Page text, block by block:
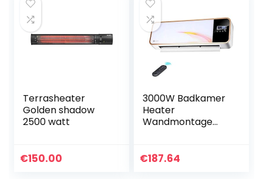
Terrasheater
Golden shadow
2500 watt
€150.00
3000W Badkamer
Heater
Wandmontage
Keramische PTC
€187.64